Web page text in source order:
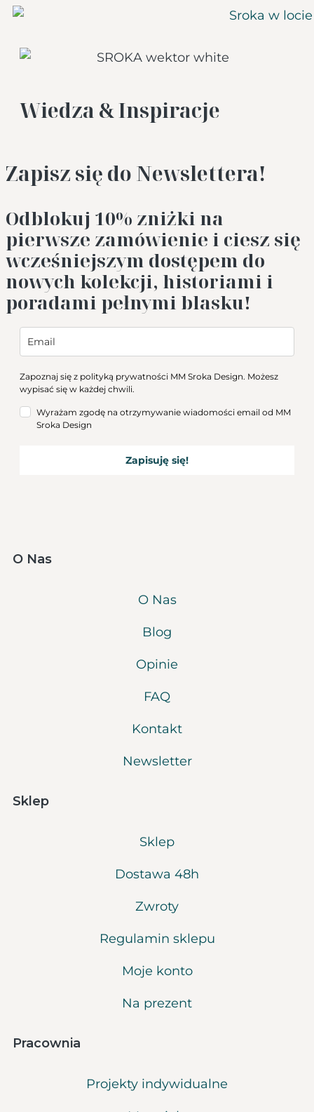
Wiedza & Inspiracje
Zapisz się do Newslettera!
Odblokuj 10% zniżki na
pierwsze zamówienie i ciesz się
wcześniejszym dostępem do
nowych kolekcji, historiami i
poradami pełnymi blasku!
Zapoznaj się z polityką prywatności MM Sroka Design. Możesz
wypisać się w każdej chwili.
Wyrażam zgodę na otrzymywanie wiadomości email od MM
Sroka Design
Zapisuję się!
O Nas
O Nas
Blog
Opinie
FAQ
Kontakt
Newsletter
Sklep
Sklep
Dostawa 48h
Zwroty
Regulamin sklepu
Moje konto
Na prezent
Pracownia
Projekty indywidualne